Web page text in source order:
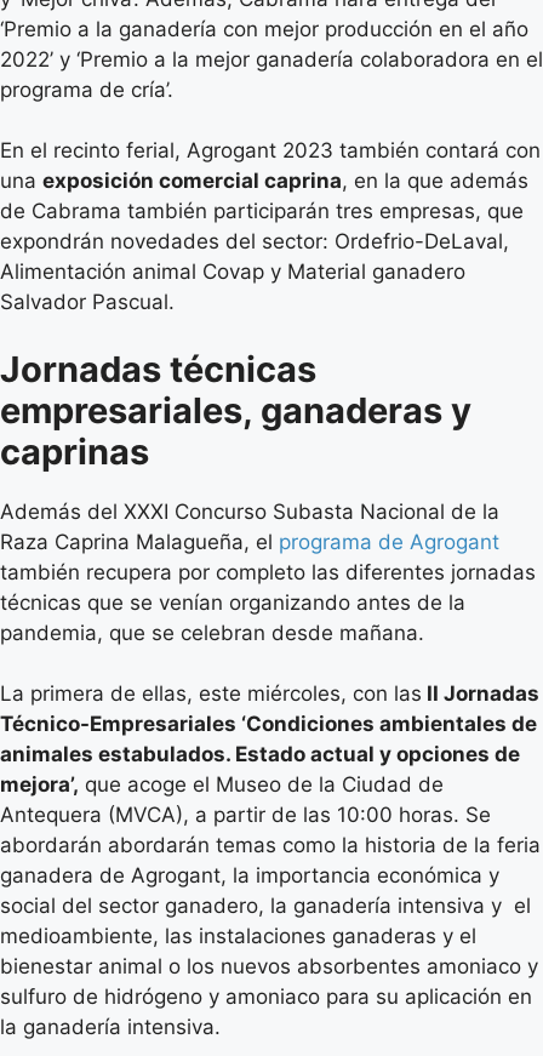
‘Premio a la ganadería con mejor producción en el año
2022’ y ‘Premio a la mejor ganadería colaboradora en el
programa de cría’.
En el recinto ferial, Agrogant 2023 también contará con
una exposición comercial caprina, en la que además
de Cabrama también participarán tres empresas, que
expondrán novedades del sector: Ordefrio-DeLaval,
Alimentación animal Covap y Material ganadero
Salvador Pascual.
Jornadas técnicas
empresariales, ganaderas y
caprinas
Además del XXXI Concurso Subasta Nacional de la
Raza Caprina Malagueña, el programa de Agrogant
también recupera por completo las diferentes jornadas
técnicas que se venían organizando antes de la
pandemia, que se celebran desde mañana.
La primera de ellas, este miércoles, con las II Jornadas
Técnico-Empresariales ‘Condiciones ambientales de
animales estabulados. Estado actual y opciones de
mejora’, que acoge el Museo de la Ciudad de
Antequera (MVCA), a partir de las 10:00 horas. Se
abordarán abordarán temas como la historia de la feria
ganadera de Agrogant, la importancia económica y
social del sector ganadero, la ganadería intensiva y el
medioambiente, las instalaciones ganaderas y el
bienestar animal o los nuevos absorbentes amoniaco y
sulfuro de hidrógeno y amoniaco para su aplicación en
la ganadería intensiva.